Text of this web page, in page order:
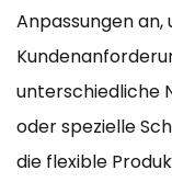
Anpassungen an,
unterschiedliche
oder spezielle
die flexible